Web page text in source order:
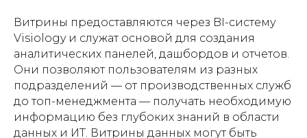
Витрины предоставляются через BI-систему
Visiology и служат основой для создания
аналитических панелей, дашбордов и отчетов.
Они позволяют пользователям из разных
подразделений — от производственных служб
до топ-менеджмента — получать необходимую
информацию без глубоких знаний в области
данных и ИТ. Витрины данных могут быть